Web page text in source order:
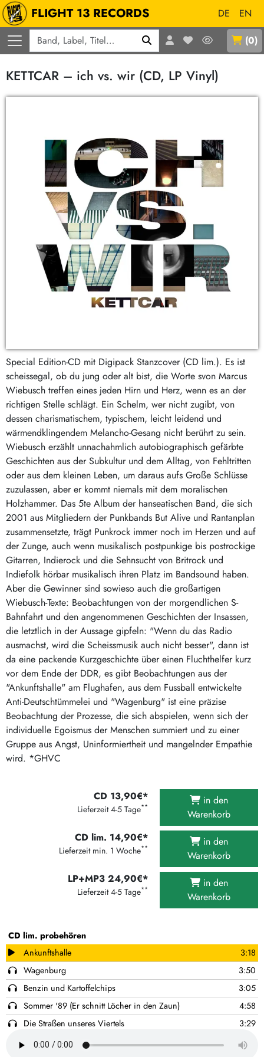
FLIGHT 13 RECORDS DE
EN
(0)
KETTCAR – ich vs. wir (CD, LP Vinyl)
Special Edition-CD mit Digipack Stanzcover (CD lim.). Es ist
scheissegal, ob du jung oder alt bist, die Worte svon Marcus
Wiebusch treffen eines jeden Hirn und Herz, wenn es an der
richtigen Stelle schlägt. Ein Schelm, wer nicht zugibt, von
dessen charismatischem, typischem, leicht leidend und
wärmendklingendem Melancho-Gesang nicht berührt zu sein.
Wiebusch erzählt unnachahmlich autobiographisch gefärbte
Geschichten aus der Subkultur und dem Alltag, von Fehltritten
oder aus dem kleinen Leben, um daraus aufs Große Schlüsse
zuzulassen, aber er kommt niemals mit dem moralischen
Holzhammer. Das 5te Album der hanseatischen Band, die sich
2001 aus Mitgliedern der Punkbands But Alive und Rantanplan
zusammensetzte, trägt Punkrock immer noch im Herzen und auf
der Zunge, auch wenn musikalisch postpunkige bis postrockige
Gitarren, Indierock und die Sehnsucht von Britrock und
Indiefolk hörbar musikalisch ihren Platz im Bandsound haben.
Aber die Gewinner sind sowieso auch die großartigen
Wiebusch-Texte: Beobachtungen von der morgendlichen S-
Bahnfahrt und den angenommenen Geschichten der Insassen,
die letztlich in der Aussage gipfeln: "Wenn du das Radio
ausmachst, wird die Scheissmusik auch nicht besser", dann ist
da eine packende Kurzgeschichte über einen Fluchthelfer kurz
vor dem Ende der DDR, es gibt Beobachtungen aus der
"Ankunftshalle" am Flughafen, aus dem Fussball entwickelte
Anti-Deutschtümmelei und "Wagenburg" ist eine präzise
Beobachtung der Prozesse, die sich abspielen, wenn sich der
individuelle Egoismus der Menschen summiert und zu einer
Gruppe aus Angst, Uninformiertheit und mangelnder Empathie
wird. *GHVC
CD lim. probehören
Ankunftshalle
3:18
Wagenburg
3:50
Benzin und Kartoffelchips
3:05
Sommer '89 (Er schnitt Löcher in den Zaun)
4:58
Die Straßen unseres Viertels
3:29
Auf den billigen Plätzen
3:32
CD 13,90€*
Lieferzeit 4-5 Tage**
in den
Warenkorb
CD lim. 14,90€*
Lieferzeit min. 1 Woche**
in den
Warenkorb
LP+MP3 24,90€*
Lieferzeit 4-5 Tage**
in den
Warenkorb